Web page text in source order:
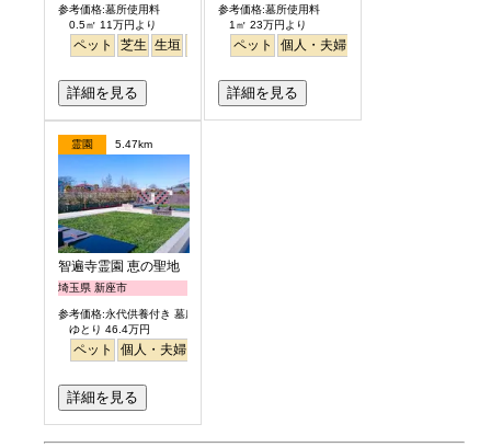
参考価格:墓所使用料
0.5㎡ 11万円より
ペット 芝生 生垣 バリアフリー 明るい
詳細を見る
参考価格:墓所使用料
1㎡ 23万円より
ペット 個人・夫婦
詳細を見る
霊園 5.47km
智遍寺霊園 恵の聖地
埼玉県 新座市
参考価格:永代供養付き 墓所使用料
ゆとり 46.4万円
ペット 個人・夫婦
詳細を見る